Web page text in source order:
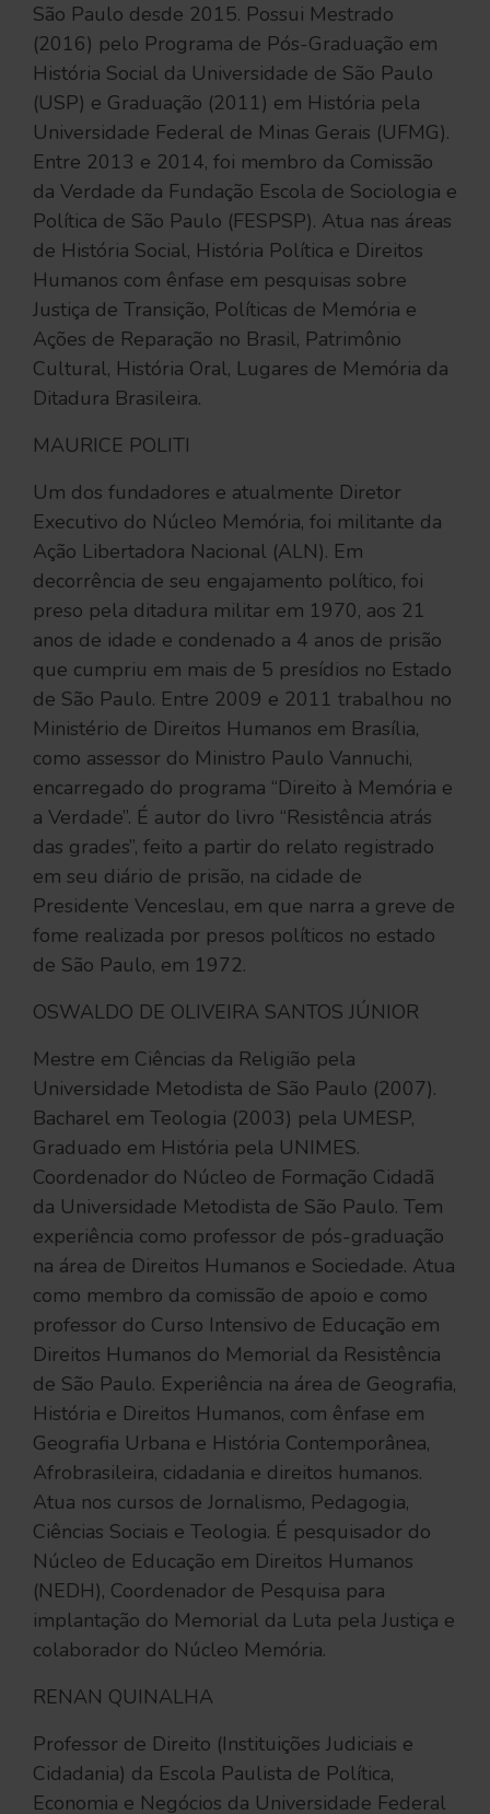
São Paulo desde 2015. Possui Mestrado
(2016) pelo Programa de Pós-Graduação em
História Social da Universidade de São Paulo
(USP) e Graduação (2011) em História pela
Universidade Federal de Minas Gerais (UFMG).
Entre 2013 e 2014, foi membro da Comissão
da Verdade da Fundação Escola de Sociologia e
Política de São Paulo (FESPSP). Atua nas áreas
de História Social, História Política e Direitos
Humanos com ênfase em pesquisas sobre
Justiça de Transição, Políticas de Memória e
Ações de Reparação no Brasil, Patrimônio
Cultural, História Oral, Lugares de Memória da
Ditadura Brasileira.
MAURICE POLITI
Um dos fundadores e atualmente Diretor
Executivo do Núcleo Memória, foi militante da
Ação Libertadora Nacional (ALN). Em
decorrência de seu engajamento político, foi
preso pela ditadura militar em 1970, aos 21
anos de idade e condenado a 4 anos de prisão
que cumpriu em mais de 5 presídios no Estado
de São Paulo. Entre 2009 e 2011 trabalhou no
Ministério de Direitos Humanos em Brasília,
como assessor do Ministro Paulo Vannuchi,
encarregado do programa “Direito à Memória e
a Verdade”. É autor do livro “Resistência atrás
das grades”, feito a partir do relato registrado
em seu diário de prisão, na cidade de
Presidente Venceslau, em que narra a greve de
fome realizada por presos políticos no estado
de São Paulo, em 1972.
OSWALDO DE OLIVEIRA SANTOS JÚNIOR
Mestre em Ciências da Religião pela
Universidade Metodista de São Paulo (2007).
Bacharel em Teologia (2003) pela UMESP,
Graduado em História pela UNIMES.
Coordenador do Núcleo de Formação Cidadã
da Universidade Metodista de São Paulo. Tem
experiência como professor de pós-graduação
na área de Direitos Humanos e Sociedade. Atua
como membro da comissão de apoio e como
professor do Curso Intensivo de Educação em
Direitos Humanos do Memorial da Resistência
de São Paulo. Experiência na área de Geografia,
História e Direitos Humanos, com ênfase em
Geografia Urbana e História Contemporânea,
Afrobrasileira, cidadania e direitos humanos.
Atua nos cursos de Jornalismo, Pedagogia,
Ciências Sociais e Teologia. É pesquisador do
Núcleo de Educação em Direitos Humanos
(NEDH), Coordenador de Pesquisa para
implantação do Memorial da Luta pela Justiça e
colaborador do Núcleo Memória.
RENAN QUINALHA
Professor de Direito (Instituições Judiciais e
Cidadania) da Escola Paulista de Política,
Economia e Negócios da Universidade Federal